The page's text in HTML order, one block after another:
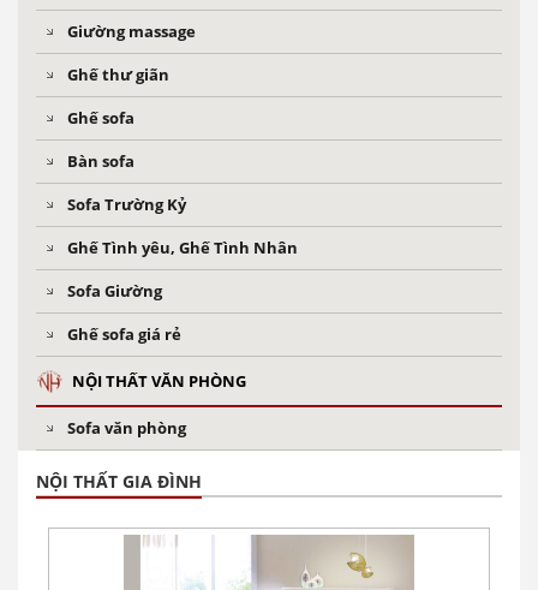
Giường massage
Ghế thư giãn
Ghế sofa
Bàn sofa
Sofa Trường Kỷ
Ghế Tình yêu, Ghế Tình Nhân
Sofa Giường
Ghế sofa giá rẻ
NỘI THẤT VĂN PHÒNG
Sofa văn phòng
NỘI THẤT GIA ĐÌNH